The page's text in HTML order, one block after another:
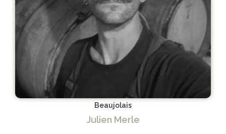
Beaujolais
Julien Merle